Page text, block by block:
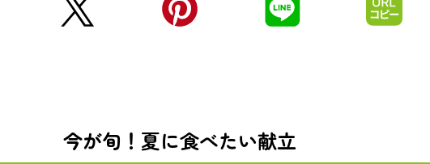
今が旬！夏に食べたい献立